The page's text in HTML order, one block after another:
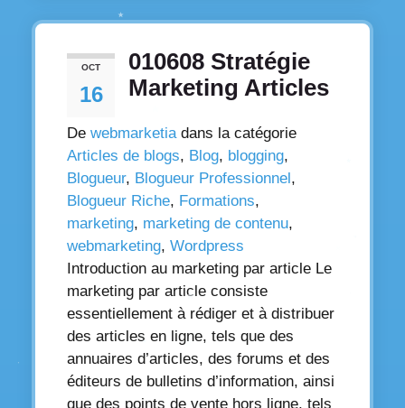
OCT
16
010608 Stratégie
Marketing Articles
De webmarketiadans la catégorie
Articles de blogs, Blog, blogging,
Blogueur, Blogueur Professionnel ,
Blogueur Riche, Formations,
marketing, marketing de contenu,
webmarketing, Wordpress
Introduction au marketing par article Le
marketing par article consiste
essentiellement à rédiger et à distribuer
des articles en ligne, tels que des
annuaires d’articles, des forums et des
éditeurs de bulletins d’information, ainsi
que des points de vente hors ligne, tels